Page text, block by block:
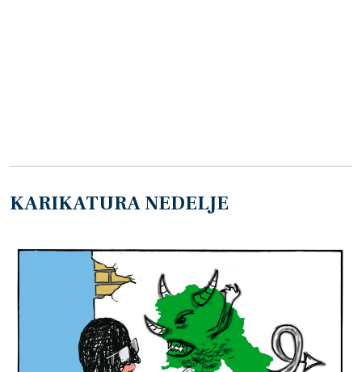
KARIKATURA NEDELJE